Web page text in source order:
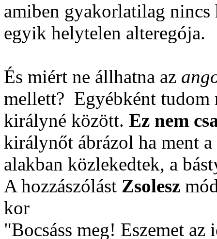
amiben gyakorlatilag nincs
egyik helytelen alteregója.
És miért ne állhatna az
mellett? Egyébként tudom
királyné között. Ez nem
királynőt ábrázol ha ment
alakban közlekedtek, a
A hozzászólást Zsolesz
kor
"Bocsáss meg! Eszemet az